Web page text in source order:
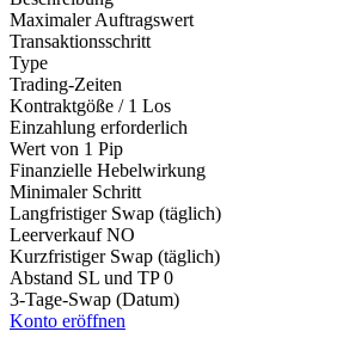
Maximaler Auftragswert
Transaktionsschritt
Type
Trading-Zeiten
Kontraktgöße / 1 Los
Einzahlung erforderlich
Wert von 1 Pip
Finanzielle Hebelwirkung
Minimaler Schritt
Langfristiger Swap (täglich)
Leerverkauf NO
Kurzfristiger Swap (täglich)
Abstand SL und TP 0
3-Tage-Swap (Datum)
Konto eröffnen